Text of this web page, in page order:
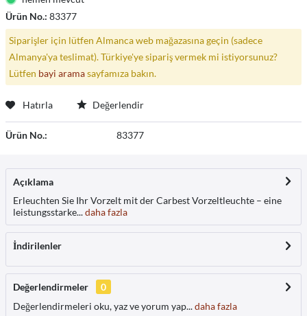
Ürün No.: 83377
Siparişler için lütfen Almanca web mağazasına geçin (sadece
Almanya'ya teslimat). Türkiye'ye sipariş vermek mi istiyorsunuz?
Lütfen bayi aramasayfamıza bakın.
Hatırla Değerlendir
Ürün No.: 83377
Açıklama
Erleuchten Sie Ihr Vorzelt mit der Carbest Vorzeltleuchte – eine
leistungsstarke...daha fazla
İndirilenler
Değerlendirmeler
0
Değerlendirmeleri oku, yaz ve yorum yap...daha fazla